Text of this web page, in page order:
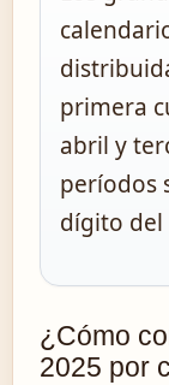
primera
abril y
períodos
dígito del
¿Cómo
2025 por